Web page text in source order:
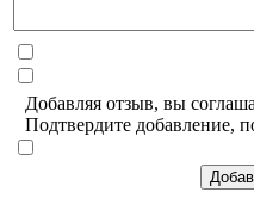
Добавляя отзыв, вы
Подтвердите добавление,